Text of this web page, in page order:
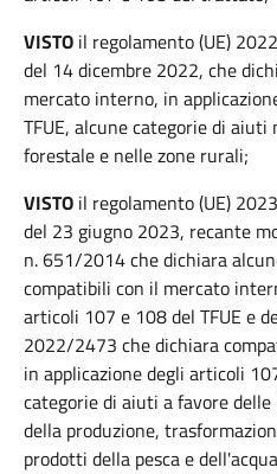
VISTO il regolamento (UE)
del 14 dicembre 2022, che
mercato interno, in
TFUE, alcune categorie di
forestale e nelle zone rurali;
VISTO il regolamento (UE)
del 23 giugno 2023, recante
n. 651/2014 che dichiara
compatibili con il mercato
articoli 107 e 108 del TFUE e
2022/2473 che dichiara
in applicazione degli articoli
categorie di aiuti a favore
della produzione,
prodotti della pesca e